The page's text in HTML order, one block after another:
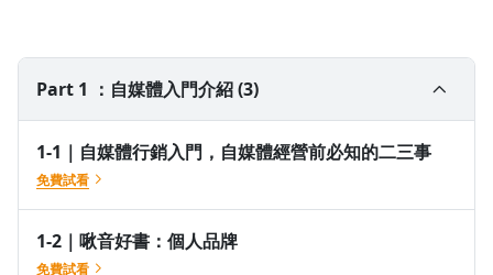
新手經營好上手
已經有個人品牌，但不知道要如何經營的人
Part 1 ：自媒體入門介紹 (3)
1-1｜自媒體行銷入門，自媒體經營前必知的二三事
免費試看
1-2｜啾音好書：個人品牌
免費試看